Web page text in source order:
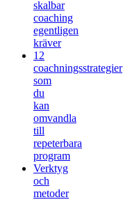
skalbar
coaching
egentligen
kräver
12
coachningsstrategier
som
du
kan
omvandla
till
repeterbara
program
Verktyg
och
metoder